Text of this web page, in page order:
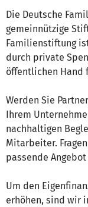
Die Deutsche
gemeinnützige
Familienstiftung
durch private
öffentlichen Hand
Werden Sie
Ihrem
nachhaltigen
Mitarbeiter.
passende Angebot
Um den
erhöhen, sind wir